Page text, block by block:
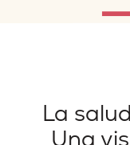
La
Una